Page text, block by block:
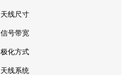
天线尺寸
信号带宽
极化方式
天线系统